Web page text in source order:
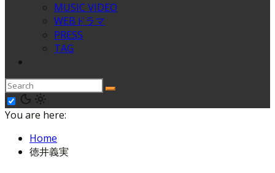
MUSIC VIDEO
WEBドラマ
PRESS
TAG
You are here:
Home
徳井義実